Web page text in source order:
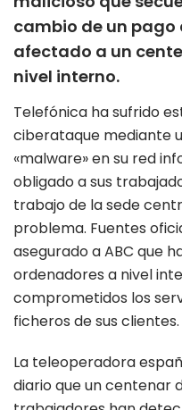
cambio de un pago
afectado a un
nivel interno.
Telefónica ha sufrido
ciberataque mediante
«malware» en su red
obligado a sus
trabajo de la sede
problema. Fuentes
asegurado a ABC que
ordenadores a nivel
comprometidos los
ficheros de sus clientes.
La teleoperadora
diario que un centenar